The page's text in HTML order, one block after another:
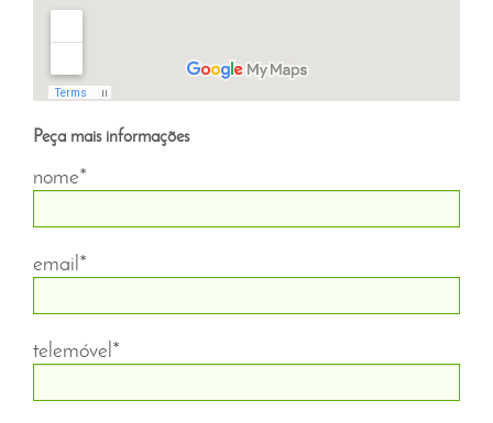
Peça mais informações
nome*
email*
telemóvel*